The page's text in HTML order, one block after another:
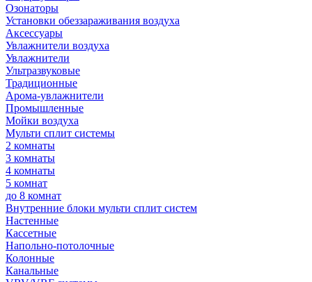
Озонаторы
Установки обеззараживания воздуха
Аксессуары
Увлажнители воздуха
Увлажнители
Ультразвуковые
Традиционные
Арома-увлажнители
Промышленные
Мойки воздуха
Мульти сплит системы
2 комнаты
3 комнаты
4 комнаты
5 комнат
до 8 комнат
Внутренние блоки мульти сплит систем
Настенные
Кассетные
Напольно-потолочные
Колонные
Канальные